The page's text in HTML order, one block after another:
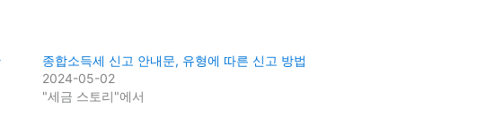
종합소득세 신고 안내문, 유형에 따른 신고 방법
2024-05-02
"세금 스토리"에서